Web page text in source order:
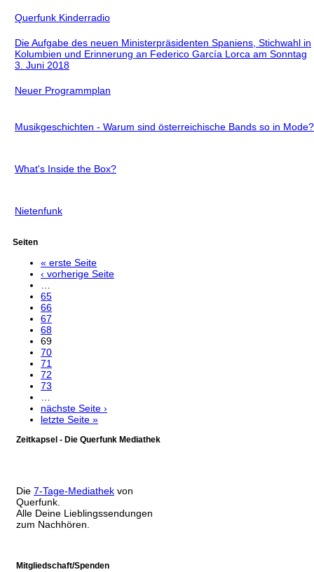
Querfunk Kinderradio
Die Aufgabe des neuen Ministerpräsidenten Spaniens, Stichwahl in
Kolumbien und Erinnerung an Federico García Lorca am Sonntag
3. Juni 2018
Neuer Programmplan
Musikgeschichten - Warum sind österreichische Bands so in Mode?
What's Inside the Box?
Nietenfunk
Seiten
« erste Seite
‹ vorherige Seite
65
66
67
68
69
70
71
72
73
nächste Seite ›
letzte Seite »
Zeitkapsel - Die Querfunk Mediathek
Die 7-Tage-Mediathek von
Querfunk.
Alle Deine Lieblingssendungen
zum Nachhören.
Mitgliedschaft/Spenden